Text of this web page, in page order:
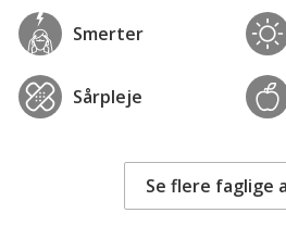
Smerter
Sårpleje
Se flere faglige